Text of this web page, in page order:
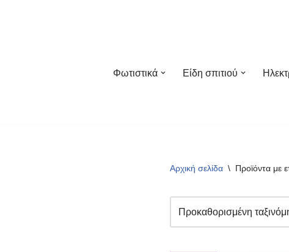
Φωτιστικά Είδη σπιτιού
Αρχική σελίδα \ Προϊόντα με